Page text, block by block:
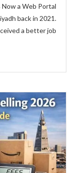
Now a Web Portal
back in 2021.
a better job …